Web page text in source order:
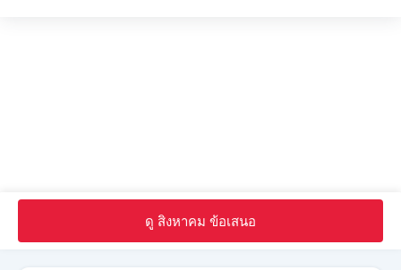
ดู สิงหาคม ข้อเสนอ
Search Other รถยนต์